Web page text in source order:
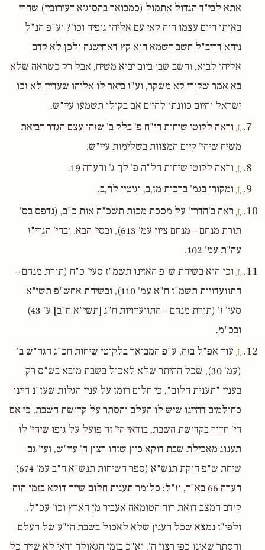
אתא לבי"ד הגדול אתמול (כמבואר בהסוגיא דעירובין) שהרי
באותו היום עצמו הוה קאי עם אליהו גופיה וכו'? וע"פ הנ"ל
ניחא דריב"ל חשב דשמא הוא קץ דאחישנה ולכן לא קדם
אליהו לבוא, וחשב שבו ביום יבוא משיח, אבל רק כשראה שלא
בא אמר שקורי קא משקר, וע"ז ביאר לו אליהו שעדיין לא זכו
ישראל והיום כוונתו להיום אם בקולו תשמעו עיי"ש.
↑ וראה לקוטי שיחות חי"ח פ' בלק ב' שזהו עצם הגדר דביאת
משיח שיהי' קיום המצוות בשלימות עיי"ש.
↑ וראה לקוטי שיחות חל"ה פ' לך ג' והערה 19.
↑ ומקורו בגמ' ברכות מז,ב, וגיטין לח,ב.
↑ ראה ב'הדרן' על מסכת מכות תשכ"ה אות כ"ב, (נדפס בס'
תורת מנחם – מנחם ציון עמ' 613), ובסי' הבא. ובחי' הגרי"ז
עה"ת עמ' 102.
↑ וכן הוא בשיחת ש"פ האזינו תשמ"ז סעי' כ"ח (תורת מנחם –
התוועדויות תשמ"ז ח"א עמ' 110), ובשיחת אחש"פ תשי"א
סעי' ז' (תורת מנחם – התוועדויות ח"ג [תשי"א ח"ב] ע' 43)
ובכ"מ.
↑ עוד אפ"ל בזה, ע"פ המבואר בלקוטי שיחות חכ"ג חגה"ש ב'
(עמ' 30), שכל ההיתר שלא לאכול בשבת מובא בש"ס רק
בענין "תענית חלום", כי חלום רומז על ענין הגלות שעז"נ היינו
כחולמים דהיינו שיש לו העלם והסתר על קדושת השבת, כי אם
הי' חדור בקדושת השבת, בודאי הי' זה פועל על גופו שיהי' לו
תענוג מאכילת שבת דוקא כיון שזהו רצון ה' עיי"ש, ועי' גם
שיחת ש"פ חוקת תנש"א (ספר השיחות תנש"א ח"ב עמ' 674)
הערה 66 בא"ד, וז"ל: כלומר תענית חלום שייך דוקא בזמן הזה
קודם המצב דואת רוח הטומאה אעביר מן הארץ וכו' עכ"ל.
ולפי"ז נמצא שכל הענין שלא לאכול בשבת הו"ע של העלם
והסתר שאינו כפי רצון ה', וא"כ בזמן הגאולה ודאי לא שייך כל